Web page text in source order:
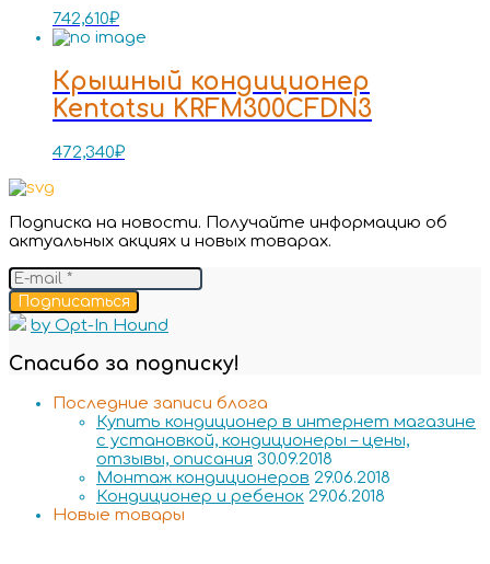
742,610₽
Крышный кондиционер
Kentatsu KRFM300CFDN3
472,340₽
Подписка на новости. Получайте информацию об
актуальных акциях и новых товарах.
Подписаться
by Opt-In Hound
Спасибо за подписку!
Последние записи блога
Купить кондиционер в интернет магазине
с установкой, кондиционеры – цены,
отзывы, описания 30.09.2018
Монтаж кондиционеров 29.06.2018
Кондиционер и ребенок 29.06.2018
Новые товары